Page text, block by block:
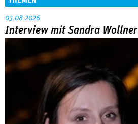
03.08.2026
Interview mit Sandra Wollner